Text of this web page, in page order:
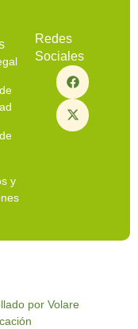
y
Redes
Sociales
por Volare